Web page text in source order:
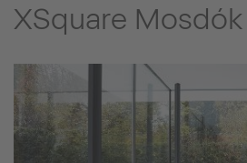
XSquare Mosdók